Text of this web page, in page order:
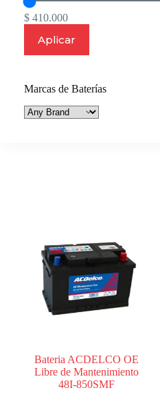
Bateria ACDELCO OE
Libre de Mantenimiento
48I-850SMF
$ 410.000
Aplicar
Marcas de Baterías